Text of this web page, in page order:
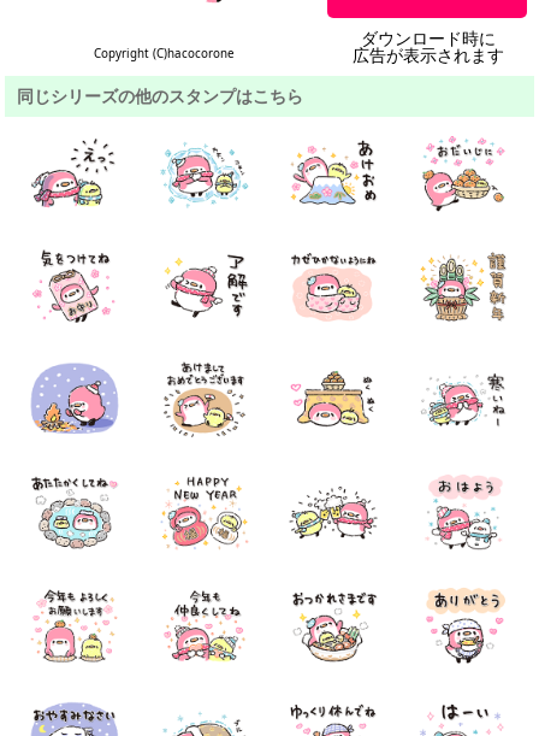
Copyright (C)hacocorone
ダウンロード時に
広告が表示されます
同じシリーズの他のスタンプはこちら